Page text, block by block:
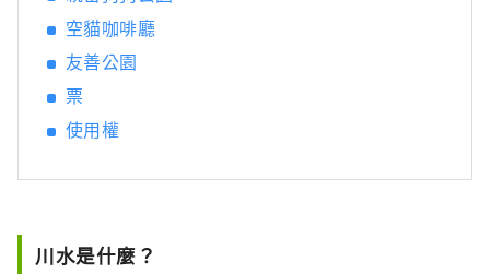
江戶幕府的幕府將軍開發。專門紀念人氣動漫
《哆啦 A 夢》的博物館也很受歡迎。 我們會介
紹一些受歡迎的旅遊景點和活動。 ◇ 川崎市的
景」。 ◇生田綠地 雖然它位於距離東京僅幾分
體驗25座被指定為文化財產的古民居，可以體
空貓咖啡廳
友善公園
票
使用權
川水是什麼？